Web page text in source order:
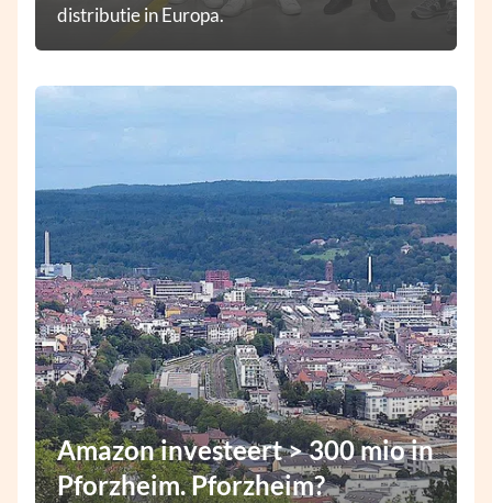
distributie in Europa.
Amazon investeert > 300 mio in
Pforzheim. Pforzheim?